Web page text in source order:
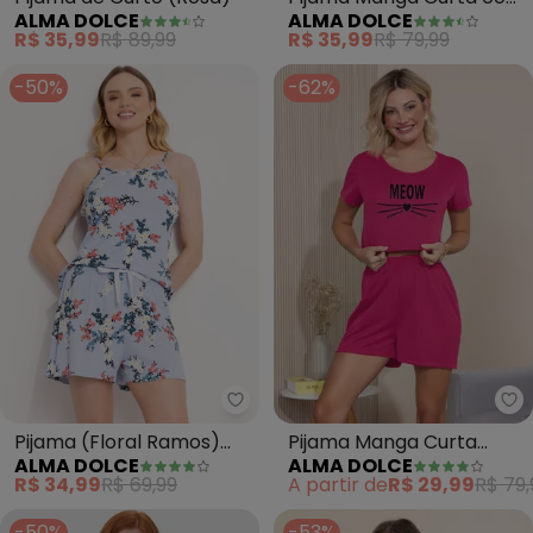
ALMA DOLCE
R$ 35,99R$ 89,99
Estampa (Rosa)
ALMA DOLCE
R$ 35,99R$ 79,99
-50%
Alma Dolce - Pijama (Floral
Pijama (Floral Ramos)
em Canelado
ALMA DOLCE
R$ 34,99R$ 69,99
-62%
Pijama Manga Curta
(Pink)
ALMA DOLCE
A partir deR$ 29,99R$